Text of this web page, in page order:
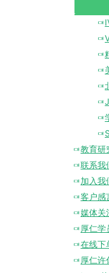
教育研
联系我
加入我
客户感
媒体关
厚仁学
在线下
厚仁许